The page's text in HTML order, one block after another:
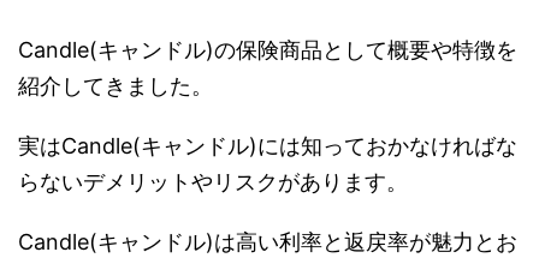
Candle(キャンドル)の保険商品として概要や特徴を
紹介してきました。
実はCandle(キャンドル)には知っておかなければな
らないデメリットやリスクがあります。
Candle(キャンドル)は高い利率と返戻率が魅力とお